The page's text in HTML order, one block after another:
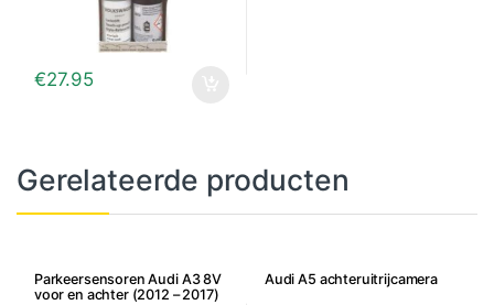
€27.95
Gerelateerde producten
Parkeersensoren Audi A3 8V
voor en achter (2012 – 2017)
Audi A5 achteruitrijcamera